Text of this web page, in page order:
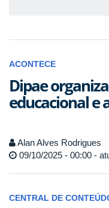
ACONTECE
Dipae
educacional e
Alan Alves Rodrigues
09/10/2025 - 00:00 -
CENTRAL DE